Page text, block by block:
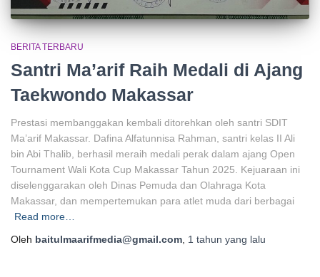
BERITA TERBARU
Santri Ma’arif Raih Medali di Ajang
Taekwondo Makassar
Prestasi membanggakan kembali ditorehkan oleh santri SDIT
Ma’arif Makassar. Dafina Alfatunnisa Rahman, santri kelas II Ali
bin Abi Thalib, berhasil meraih medali perak dalam ajang Open
Tournament Wali Kota Cup Makassar Tahun 2025. Kejuaraan ini
diselenggarakan oleh Dinas Pemuda dan Olahraga Kota
Makassar, dan mempertemukan para atlet muda dari berbagai
Read more…
Oleh baitulmaarifmedia@gmail.com 1 tahun yang lalu